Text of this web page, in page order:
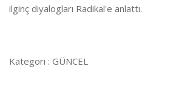
ilginç diyalogları Radikal'e anlattı.
Kategori : GÜNCEL